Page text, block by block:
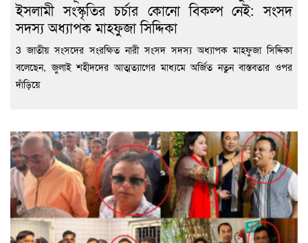
ইসলামী সংস্কৃতির চর্চার কোনো বিকল্প নেই: সংসদ
সদস্য অধ্যাপক মাহফুজা সিদ্দিকা
3 জাতীয় সংসদের সংরক্ষিত নারী সংসদ সদস্য অধ্যাপক মাহফুজা সিদ্দিকা
বলেছেন, জুলাই শহীদদের আত্মত্যাগের মাধ্যমে অর্জিত নতুন বাস্তবতার ওপর
দাঁড়িয়ে